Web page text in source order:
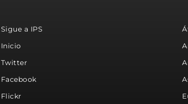
Sigue a IPS
Inicio
Twitter
Facebook
Flickr